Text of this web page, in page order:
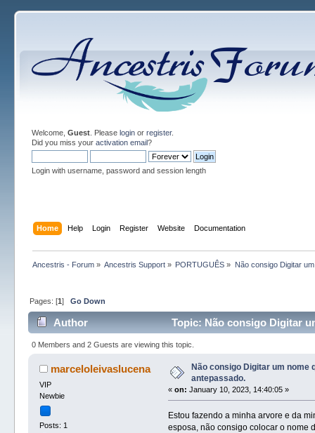
Welcome, Guest. Please loginor register.
Did you miss your activation email?
Login with username, password and session length
Home Help Login Register Website Documentation
Ancestris - Forum» Ancestris Support » PORTUGUÊS » Não consigo Digitar
Pages: [1] Go Down
Author Topic: Não consigo Digitar
0 Members and 2 Guests are viewing this topic.
marceloleivaslucena
VIP
Newbie
Posts: 1
Não consigo Digitar um nome
antepassado.
«on: January 10, 2023, 14:40:05 »
Estou fazendo a minha arvore e da
esposa, não consigo colocar o nome